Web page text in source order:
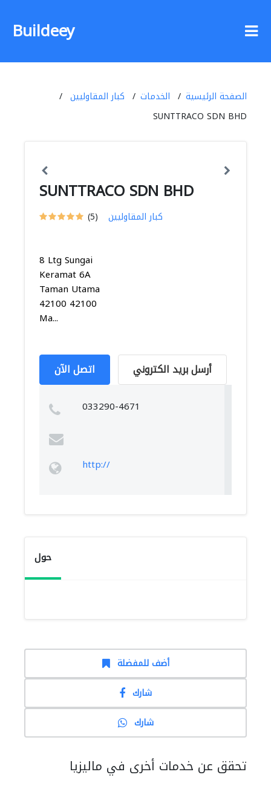
Buildeey
الصفحة الرئيسية الخدمات
كبار المقاوليين
SUNTTRACO SDN BHD
SUNTTRACO SDN BHD
(5) كبار المقاوليين
8 Ltg Sungai
Keramat 6A
Taman Utama
42100 42100
Ma...
اتصل الآن أرسل بريد الكتروني
033290-4671
http://
حول
أضف للمفضلة
شارك
شارك
تحقق عن خدمات أخرى في ماليزيا